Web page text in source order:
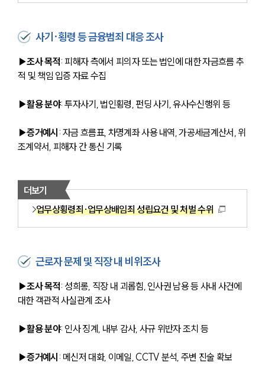
사기·횡령 등 금융범죄 대응 조사
▶조사 목적: 피해자 측에서 피의자 또는 법인에 대한 자금흐름 추
적 및 책임 입증 자료 수집
▶활용 분야: 투자사기, 법인횡령, 펀딩 사기, 유사수신행위 등
▶증거예시 : 자금 흐름표, 차명계좌 사용 내역, 가공세금계산서, 위
조계약서, 피해자 간 통신 기록
더보기
업무상횡령죄·업무상배임죄 성립요건 및 처벌 수위
근로자 문제 및 직장 내 비위조사
▶조사 목적: 성희롱, 직장 내 괴롭힘, 인사권 남용 등 사내 사건에
대한 객관적 사실관계 조사
▶활용 분야: 인사 징계, 내부 감사, 사규 위반자 조치 등
▶증거예시 : 메신저 대화, 이메일, CCTV 분석, 주변 진술 확보